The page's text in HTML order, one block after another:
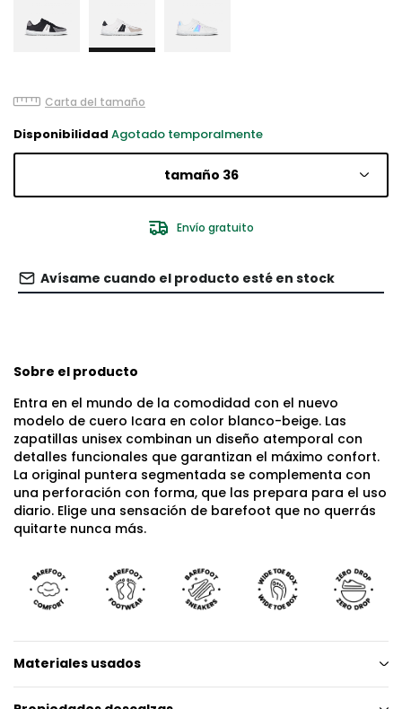
Carta del tamaño
Disponibilidad Agotado temporalmente
tamaño 36
Envío gratuito
Avísame cuando el producto esté en stock
Sobre el producto
Entra en el mundo de la comodidad con el nuevo
modelo de cuero Icara en color blanco-beige. Las
zapatillas unisex combinan un diseño atemporal con
detalles funcionales que garantizan el máximo confort.
La original puntera segmentada se complementa con
una perforación con forma, que las prepara para el uso
diario. Elige una sensación de barefoot que no querrás
quitarte nunca más.
Materiales usados